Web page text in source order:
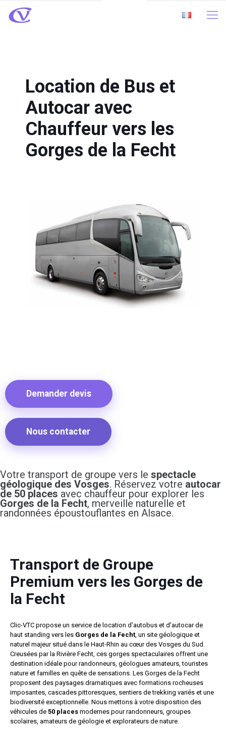
Location de Bus et
Autocar avec
Chauffeur vers les
Gorges de la Fecht
Demander devis
Nous contacter
Votre transport de groupe vers le spectacle
géologique des Vosges. Réservez votre autocar
de 50 places avec chauffeur pour explorer les
Gorges de la Fecht, merveille naturelle et
randonnées époustouflantes en Alsace.
Transport de Groupe
Premium vers les Gorges de
la Fecht
Clic-VTC propose un service de location d'autobus et d'autocar de
haut standing vers les Gorges de la Fecht , un site géologique et
naturel majeur situé dans le Haut-Rhin au cœur des Vosges du Sud.
Creusées par la Rivière Fecht, ces gorges spectaculaires offrent une
destination idéale pour randonneurs, géologues amateurs, touristes
nature et familles en quête de sensations. Les Gorges de la Fecht
proposent des paysages dramatiques avec formations rocheuses
imposantes, cascades pittoresques, sentiers de trekking variés et une
biodiversité exceptionnelle. Nous mettons à votre disposition des
véhicules de 50 places modernes pour randonneurs, groupes
scolaires, amateurs de géologie et explorateurs de nature.